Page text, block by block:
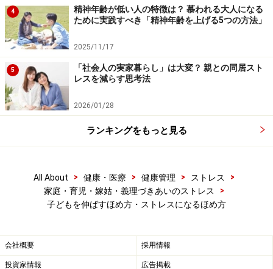
4
精神年齢が低い人の特徴は？ 慕われる大人になる
ために実践すべき「精神年齢を上げる5つの方法」
2025/11/17
5
「社会人の実家暮らし」は大変？ 親との同居スト
レスを減らす思考法
2026/01/28
ランキングをもっと見る
All About > 健康・医療 > 健康管理 > ストレス
>
家庭・育児・嫁姑・義理づきあいのストレス
>
子どもを伸ばすほめ方・ストレスになるほめ方
会社概要 採用情報
投資家情報 広告掲載